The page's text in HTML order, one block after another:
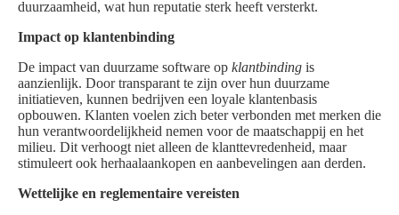
duurzaamheid, wat hun reputatie sterk heeft versterkt.
Impact op klantenbinding
De impact van duurzame software op klantbinding is
aanzienlijk. Door transparant te zijn over hun duurzame
initiatieven, kunnen bedrijven een loyale klantenbasis
opbouwen. Klanten voelen zich beter verbonden met merken die
hun verantwoordelijkheid nemen voor de maatschappij en het
milieu. Dit verhoogt niet alleen de klanttevredenheid, maar
stimuleert ook herhaalaankopen en aanbevelingen aan derden.
Wettelijke en reglementaire vereisten